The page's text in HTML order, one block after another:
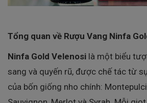
Tổng quan về Rượu Vang Ninfa
Ninfa Gold Velenosi là một biểu
sang và quyến rũ, được chế tác từ
của bốn giống nho chính: